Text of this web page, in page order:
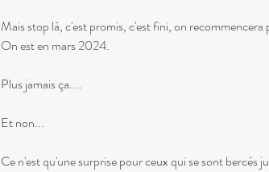
Mais stop là, c'est promis, c'est fini, on recommencera
On est en mars 2024.
Plus jamais ça....
Et non...
Ce n'est qu'une surprise pour ceux qui se sont bercés